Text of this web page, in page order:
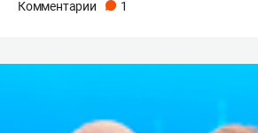
Комментарии 1